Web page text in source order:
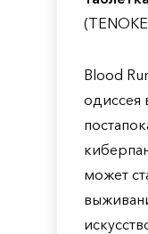
Blood
одиссея
может